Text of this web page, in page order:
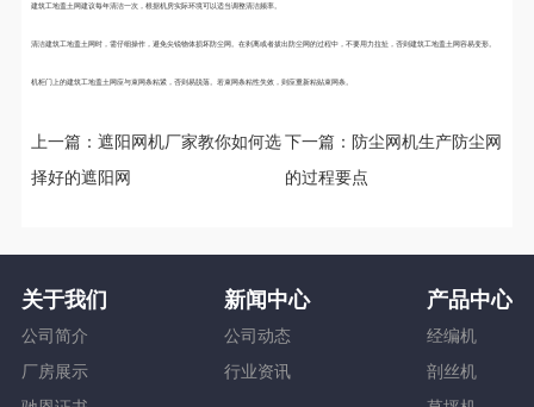
微信二维码
建筑工地盖土网建议每年清洁一次，根据机房实际环境可以适当调整清洁频率。
清洁建筑工地盖土网时，需仔细操作，避免尖锐物体损坏防尘网。在剥离或者拔出防尘网的过程中，不要用力拉扯，否则建筑工地盖土网容易变形。
机柜门上的建筑工地盖土网应与束网条粘紧，否则易脱落。若束网条粘性失效，则应重新粘贴束网条。
上一篇：遮阳网机厂家教你如何选
择好的遮阳网
下一篇： 防尘网机生产防尘网
的过程要点
关于我们
公司简介
厂房展示
新闻中心
公司动态
行业资讯
产品中心
经编机
剖丝机